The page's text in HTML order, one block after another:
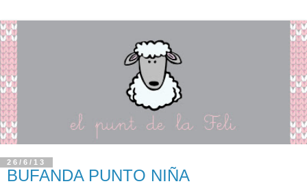
26/6/13
BUFANDA PUNTO NIÑA